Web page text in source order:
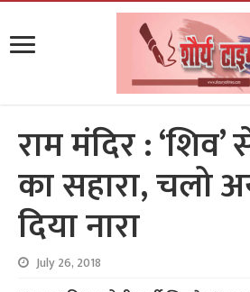
राम मंदिर :
का सहारा, चलो
दिया नारा
July 26, 2018